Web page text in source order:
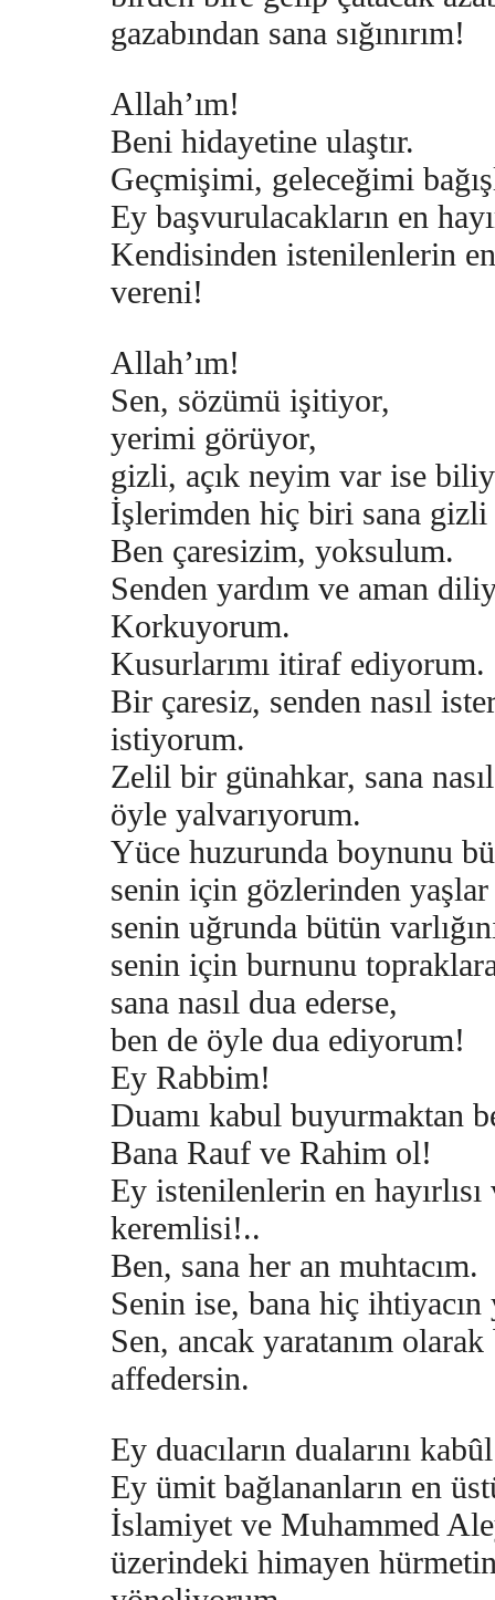
gazabından sana sığınırım!
Allah’ım!
Beni hidayetine ulaştır.
Geçmişimi, geleceğimi
Ey başvurulacakların en
Kendisinden istenilenlerin
vereni!
Allah’ım!
Sen, sözümü işitiyor,
yerimi görüyor,
gizli, açık neyim var ise
İşlerimden hiç biri sana
Ben çaresizim, yoksulum.
Senden yardım ve aman
Korkuyorum.
Kusurlarımı itiraf ediyorum.
Bir çaresiz, senden nasıl
istiyorum.
Zelil bir günahkar, sana
öyle yalvarıyorum.
Yüce huzurunda boynunu
senin için gözlerinden yaşlar
senin uğrunda bütün
senin için burnunu
sana nasıl dua ederse,
ben de öyle dua ediyorum!
Ey Rabbim!
Duamı kabul buyurmaktan
Bana Rauf ve Rahim ol!
Ey istenilenlerin en
keremlisi!..
Ben, sana her an muhtacım.
Senin ise, bana hiç ihtiyacın
Sen, ancak yaratanım olarak
affedersin.
Ey duacıların dualarını
Ey ümit bağlananların en
İslamiyet ve Muhammed
üzerindeki himayen